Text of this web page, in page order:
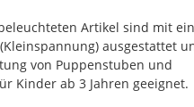
Artikel sind mit
ausgestattet
von Puppenstuben und
Kinder ab 3 Jahren geeignet.